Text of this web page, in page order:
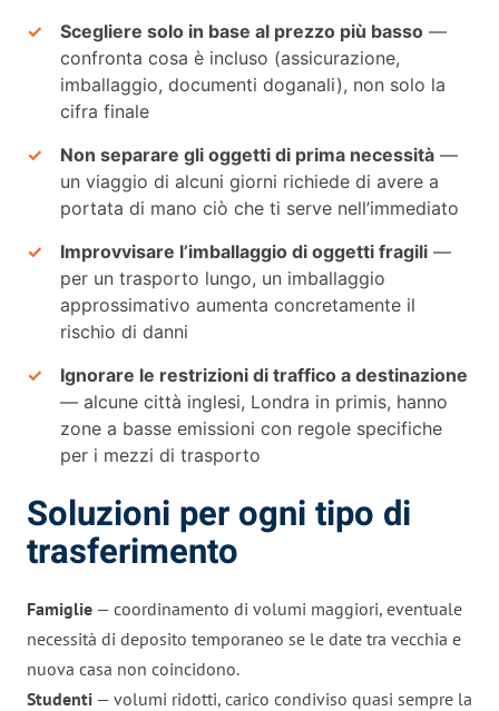
Scegliere solo in base al prezzo più basso —
confronta cosa è incluso (assicurazione,
imballaggio, documenti doganali), non solo la
cifra finale
Non separare gli oggetti di prima necessità —
un viaggio di alcuni giorni richiede di avere a
portata di mano ciò che ti serve nell’immediato
Improvvisare l’imballaggio di oggetti fragili —
per un trasporto lungo, un imballaggio
approssimativo aumenta concretamente il
rischio di danni
Ignorare le restrizioni di traffico a destinazione
— alcune città inglesi, Londra in primis, hanno
zone a basse emissioni con regole specifiche
per i mezzi di trasporto
Soluzioni per ogni tipo di
trasferimento
Famiglie — coordinamento di volumi maggiori, eventuale
necessità di deposito temporaneo se le date tra vecchia e
nuova casa non coincidono.
Studenti — volumi ridotti, carico condiviso quasi sempre la